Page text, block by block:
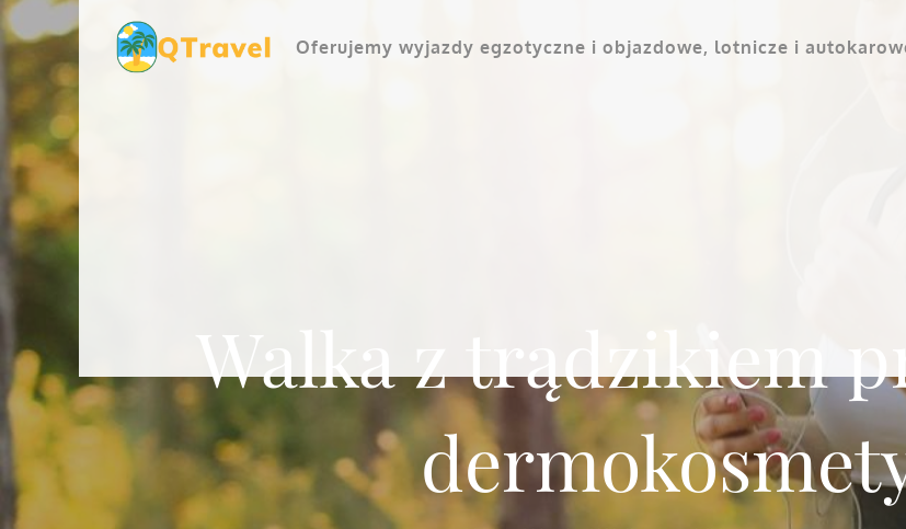
Skip
to
content
Oferujemy wyjazdy egzotyczne i objazdowe, lotnicze i
Walka z trądzikiem